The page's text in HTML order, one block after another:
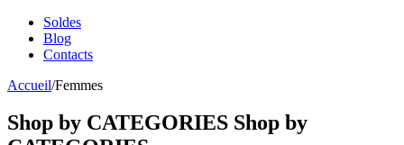
Soldes
Blog
Contacts
Accueil/Femmes
Shop by CATEGORIES Shop by